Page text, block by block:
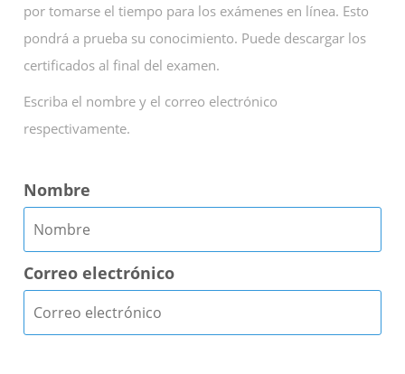
por tomarse el tiempo para los exámenes en línea. Esto
pondrá a prueba su conocimiento. Puede descargar los
certificados al final del examen.
Escriba el nombre y el correo electrónico
respectivamente.
Nombre
Correo electrónico